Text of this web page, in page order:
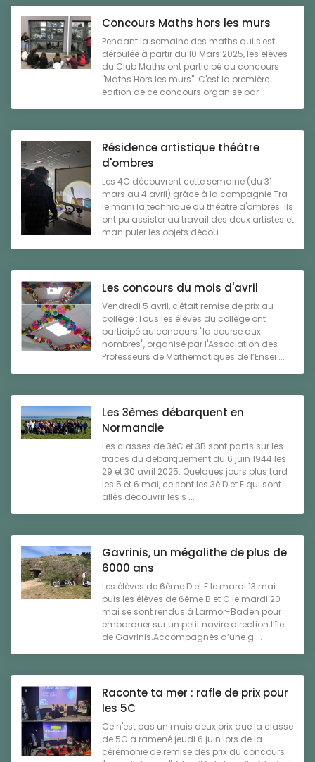
Concours Maths hors les murs
Pendant la semaine des maths qui s'est
déroulée à partir du 10 Mars 2025, les élèves
du Club Maths ont participé au concours
"Maths Hors les murs". C'est la première
édition de ce concours organisé par ...
Résidence artistique théâtre
d'ombres
Les 4C découvrent cette semaine (du 31
mars au 4 avril) grâce à la compagnie Tra
le mani la technique du théâtre d'ombres. Ils
ont pu assister au travail des deux artistes et
manipuler les objets décou ...
Les concours du mois d'avril
Vendredi 5 avril, c'était remise de prix au
collège :Tous les élèves du collège ont
participé au concours "la course aux
nombres", organisé par l'Association des
Professeurs de Mathématiques de l’Ensei ...
Les 3èmes débarquent en
Normandie
Les classes de 3èC et 3B sont partis sur les
traces du débarquement du 6 juin 1944 les
29 et 30 avril 2025. Quelques jours plus tard
les 5 et 6 mai, ce sont les 3è D et E qui sont
allés découvrir les s ...
Gavrinis, un mégalithe de plus de
6000 ans
Les élèves de 6ème D et E le mardi 13 mai
puis les élèves de 6ème B et C le mardi 20
mai se sont rendus à Larmor-Baden pour
embarquer sur un petit navire direction l’île
de Gavrinis.Accompagnés d’une g ...
Raconte ta mer : rafle de prix pour
les 5C
Ce n'est pas un mais deux prix que la classe
de 5C a ramené jeudi 6 juin lors de la
cérémonie de remise des prix du concours